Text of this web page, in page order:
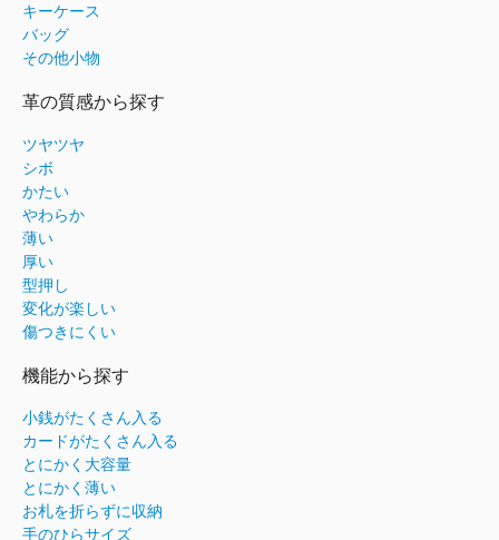
キーケース
バッグ
その他小物
革の質感から探す
ツヤツヤ
シボ
かたい
やわらか
薄い
厚い
型押し
変化が楽しい
傷つきにくい
機能から探す
小銭がたくさん入る
カードがたくさん入る
とにかく大容量
とにかく薄い
お札を折らずに収納
手のひらサイズ